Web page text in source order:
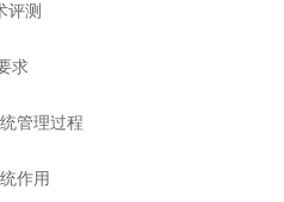
评测
求
管理过程
作用